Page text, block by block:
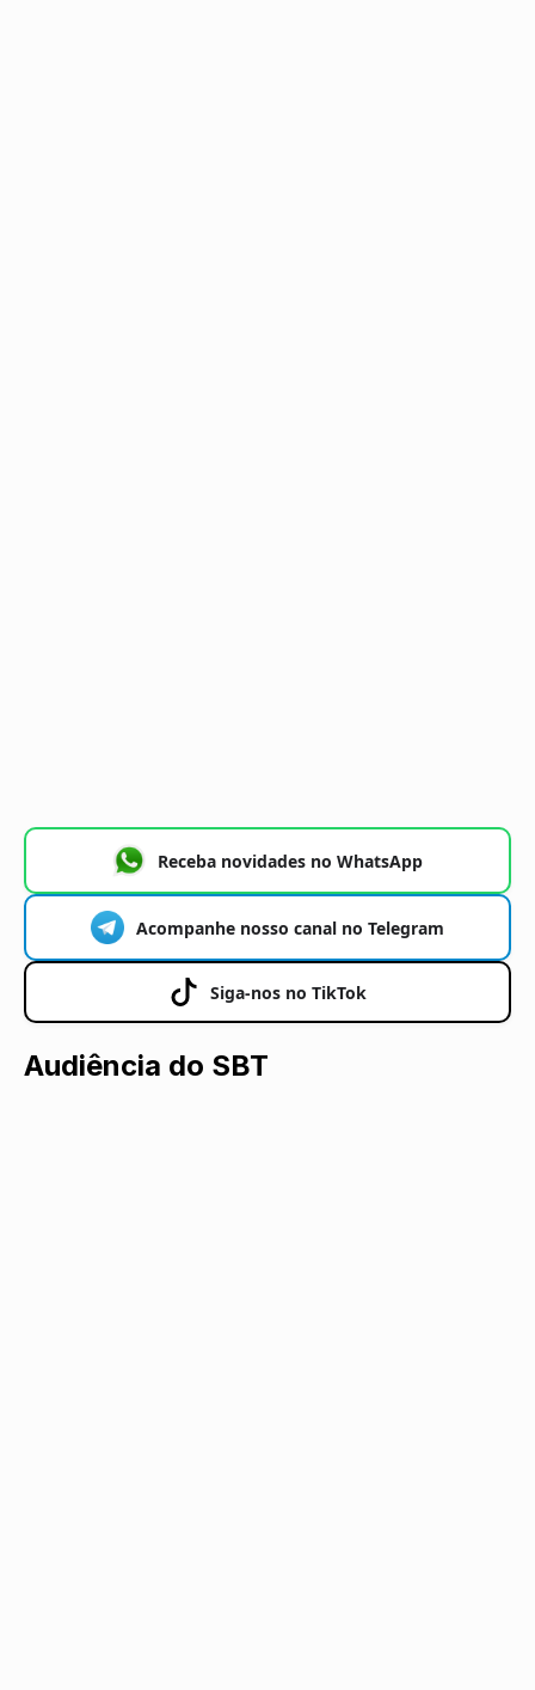
Receba novidades no WhatsApp
Acompanhe nosso canal no Telegram
Siga-nos no TikTok
Audiência do SBT